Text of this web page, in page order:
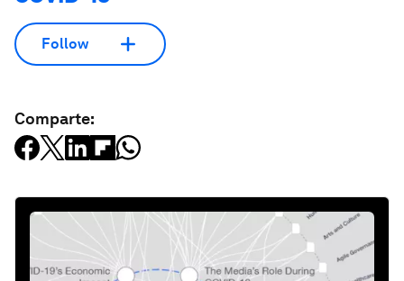
Follow
Comparte: